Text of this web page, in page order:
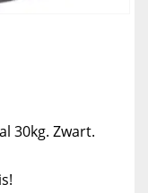
30kg. Zwart.